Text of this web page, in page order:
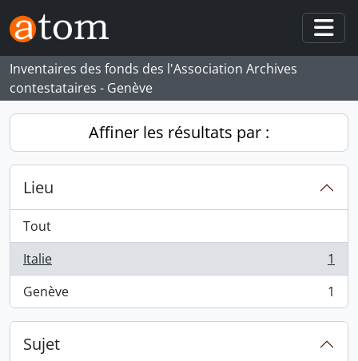
Skip to main content
Inventaires des fonds des l'Association Archives
contestataires - Genève
Affiner les résultats par :
Lieu
Tout
Italie
, 1 résultats
1
Genève
, 1 résultats 1
Sujet